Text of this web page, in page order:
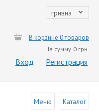
гривна
В корзине 0 товаров
На сумму 0 грн.
Вход Регистрация
Меню Каталог